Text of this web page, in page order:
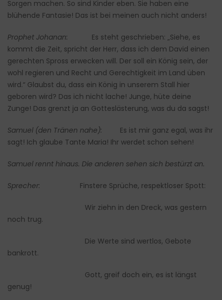
Sorgen machen. So sind Kinder eben. Sie haben eine
blühende Fantasie! Das ist bei meinen auch nicht anders!
Prophet Johanan: Es steht geschrieben: „Siehe, es
kommt die Zeit, spricht der Herr, dass ich dem David einen
gerechten Spross erwecken will. Der soll ein König sein, der
wohl regieren und Recht und Gerechtigkeit im Land üben
wird.“ Glaubst du, dass ein König in unserem Stall hier
geboren wird? Das ich nicht lache! Junge, hüte deine
Zunge! Das grenzt ja an Gotteslästerung, was du da sagst!
Samuel (den Tränen nahe): Es ist mir ganz egal, was ihr
sagt! Ich glaube Tante Maria! Ihr werdet schon sehen!
Samuel rennt hinaus. Die anderen sehen sich bestürzt an.
Sprecher: Finstere Sprüche, respektloser Spott:
Wir ziehn in den Dreck, was gestern
noch trug.
Die Werte sind wertlos, Gebote
bankrott.
Gott, greif doch ein, es ist längst
genug!